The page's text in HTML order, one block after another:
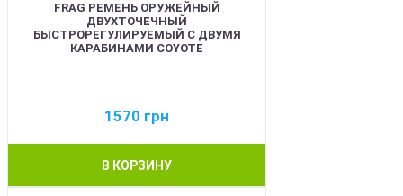
FRAG РЕМЕНЬ ОРУЖЕЙНЫЙ
ДВУХТОЧЕЧНЫЙ
БЫСТРОРЕГУЛИРУЕМЫЙ С ДВУМЯ
КАРАБИНАМИ COYOTE
1570 грн
В КОРЗИНУ